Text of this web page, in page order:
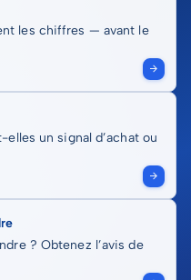
les chiffres — avant le
elles un signal d’achat ou
? Obtenez l’avis de